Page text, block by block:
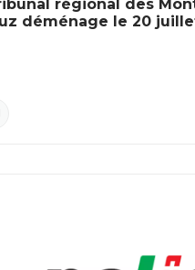
régional des
déménage le 20